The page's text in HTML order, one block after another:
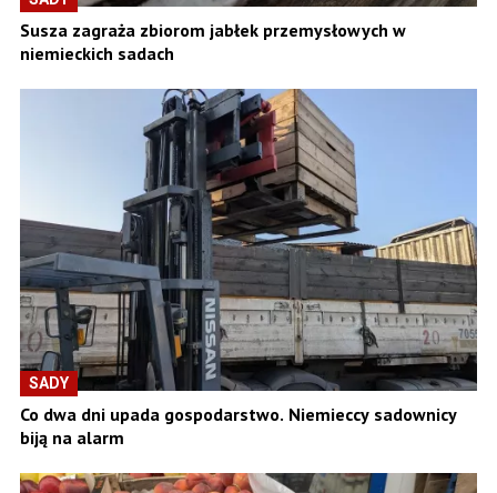
Susza zagraża zbiorom jabłek przemysłowych w
niemieckich sadach
SADY
Co dwa dni upada gospodarstwo. Niemieccy sadownicy
biją na alarm